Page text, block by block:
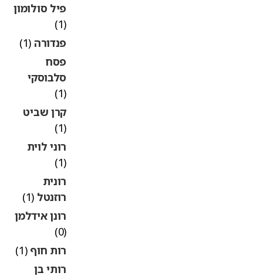
פיל סולומון
פנדורה(1)
פסח
סלבוסקי
קרן שביט
רוני לוית
רונית
רוזנטל(1)
רונן אידלמן
רות חוף(1)
רותי בן